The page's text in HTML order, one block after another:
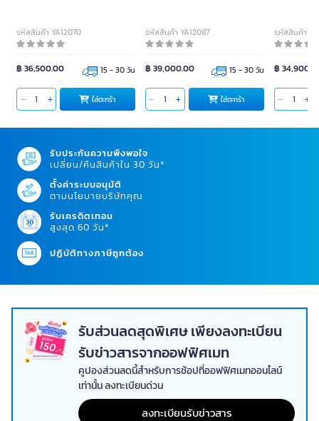
รหัสสินค้า YA12070
฿ 36,500.00 15 - 30 วัน
ใส่ตะกร้า
รหัสสินค้า YA12087
฿ 39,000.00 15 - 30 วัน
ใส่ตะกร้า
รหัสสินค้า
฿
รับประกันความพึงพอใจ
เปลี่ยน/คืนสินค้าใน 30 วัน*
ตั้งค่าระบบอนุมัติ
ตามนโยบายบริษัทคุณ
รับเครดิตเทอม
สูงสุด 60 วัน*
ปฏิบัติทางภาษีถูกต้อง
รับส่วนลดสุดพิเศษ เพียงลงทะเบียน
รับข่าวสารจากออฟฟิศเมท
คูปองส่วนลดนี้สำหรับการช้อปที่ออฟฟิศเมทออนไลน์
เท่านั้น ลงทะเบียนด่วน
ลงทะเบียนรับข่าวสาร